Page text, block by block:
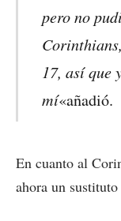
pero no
17, así que
mí«añadió.
En cuanto al
ahora un